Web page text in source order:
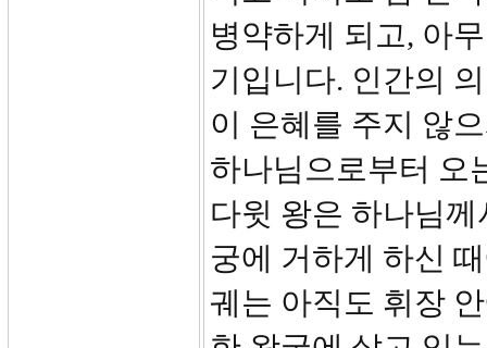
병약하게 되고, 아
기입니다. 인간의
이 은혜를 주지 않
하나님으로부터 오
다윗 왕은 하나님
궁에 거하게 하신
궤는 아직도 휘장